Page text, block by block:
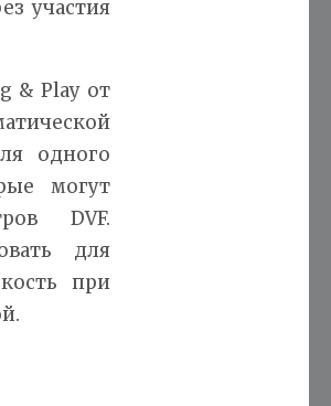
участия
& Play от
одного
могут
DVF.
для
при